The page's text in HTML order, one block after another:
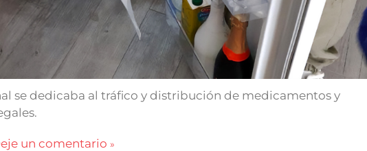
se dedicaba al tráfico y distribución de medicamentos y
un comentario